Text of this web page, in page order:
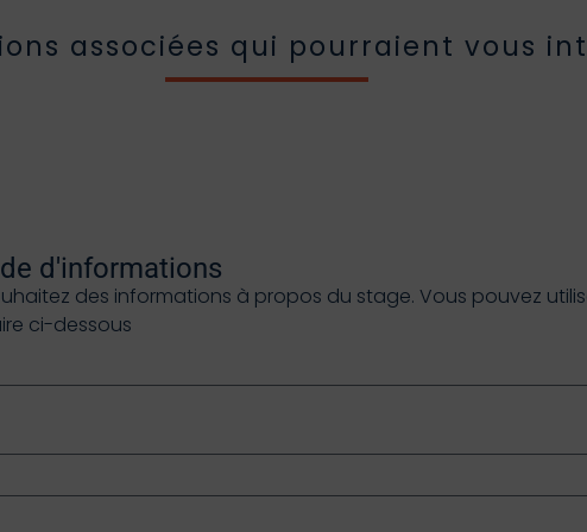
associées qui pourraient vous
d'informations
des informations à propos du stage. Vous pouvez
ci-dessous